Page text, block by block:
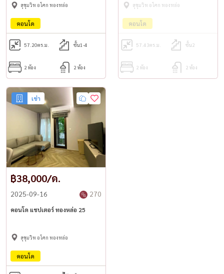
สุขุมวิท อโศก ทองหล่อ
คอนโด
57.20ตร.ม. ชั้น1-4
2 ห้อง 2 ห้อง
สุขุมวิท อโศก ทองหล่อ
คอนโด
57.43ตร.ม. ชั้น2
2 ห้อง 2 ห้อง
เช่า
฿38,000/ด.
2025-09-16 270
คอนโด แชปเตอร์ ทองหล่อ 25
สุขุมวิท อโศก ทองหล่อ
คอนโด